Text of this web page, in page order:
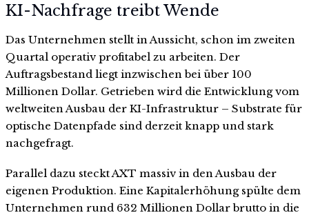
KI-Nachfrage treibt Wende
Das Unternehmen stellt in Aussicht, schon im zweiten
Quartal operativ profitabel zu arbeiten. Der
Auftragsbestand liegt inzwischen bei über 100
Millionen Dollar. Getrieben wird die Entwicklung vom
weltweiten Ausbau der KI-Infrastruktur – Substrate für
optische Datenpfade sind derzeit knapp und stark
nachgefragt.
Parallel dazu steckt AXT massiv in den Ausbau der
eigenen Produktion. Eine Kapitalerhöhung spülte dem
Unternehmen rund 632 Millionen Dollar brutto in die